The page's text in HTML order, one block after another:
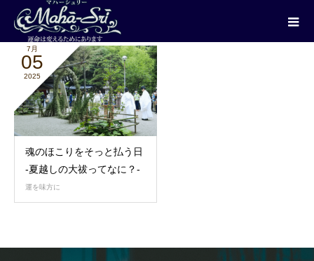
7月
05
2025
魂のほこりをそっと払う日
-夏越しの大祓ってなに？-
運を味方に